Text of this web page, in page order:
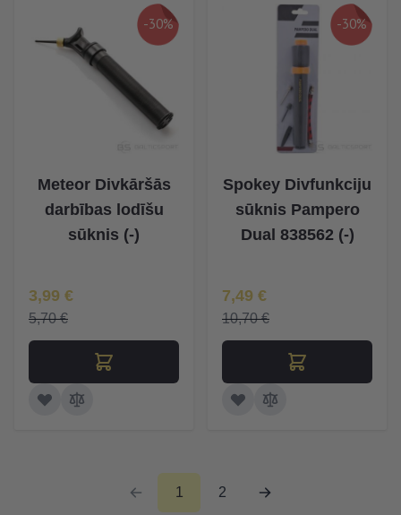
-30%
Meteor Divkāršās
darbības lodīšu
sūknis (-)
Īpaša Cena
3,99 €
5,70 €
-30%
Spokey Divfunkciju
sūknis Pampero
Dual 838562 (-)
Īpaša Cena
7,49 €
10,70 €
1 2